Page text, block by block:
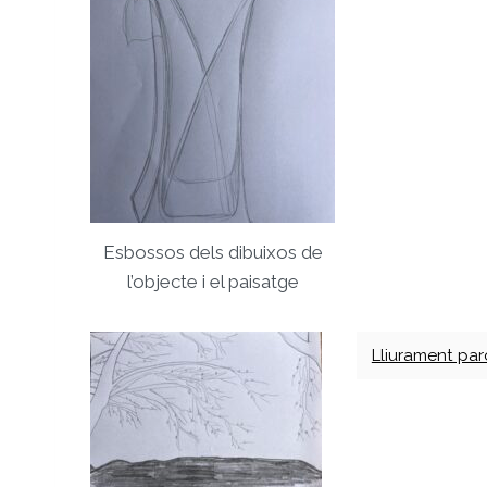
Esbossos dels dibuixos de
l’objecte i el paisatge
Lliurament